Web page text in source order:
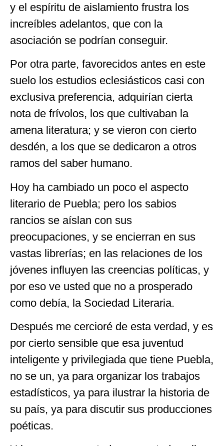
y el espíritu de aislamiento frustra los
increíbles adelantos, que con la
asociación se podrían conseguir.
Por otra parte, favorecidos antes en este
suelo los estudios eclesiásticos casi con
exclusiva preferencia, adquirían cierta
nota de frívolos, los que cultivaban la
amena literatura; y se vieron con cierto
desdén, a los que se dedicaron a otros
ramos del saber humano.
Hoy ha cambiado un poco el aspecto
literario de Puebla; pero los sabios
rancios se aíslan con sus
preocupaciones, y se encierran en sus
vastas librerías; en las relaciones de los
jóvenes influyen las creencias políticas, y
por eso ve usted que no a prosperado
como debía, la Sociedad Literaria.
Después me cercioré de esta verdad, y es
por cierto sensible que esa juventud
inteligente y privilegiada que tiene Puebla,
no se un, ya para organizar los trabajos
estadísticos, ya para ilustrar la historia de
su país, ya para discutir sus producciones
poéticas.